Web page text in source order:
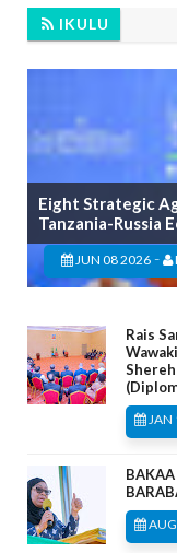
IKULU
Eight Strategic
Tanzania-Russia
JUN 08 2026 -
Rais
JAN
BAKAA